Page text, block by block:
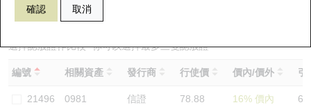
確認 取消
選擇認股證作比較*你可以選擇最多三隻認股證
編號 相關資產 發行商 行使價 價內/價外 引
21496 0981 信證 78.88 16% 價內
認股證到期結算價查詢
認股證分析儀
認股證速算機
正股牛熊證列表
新發行瑞銀牛熊證
已收回牛熊證剩餘價值
資金流
街貨統計
三十大平均引伸波幅
國指成份股
科指成份股
相關資產沽空
認股證投資者教育
牛熊證投資者教育
認股證牛熊證常問問題